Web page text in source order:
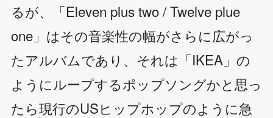
るが、「Eleven plus two / Twelve plue
one」はその音楽性の幅がさらに広がっ
たアルバムであり、それは「IKEA」の
ようにループするポップソングかと思っ
たら現行のUSヒップホップのように急